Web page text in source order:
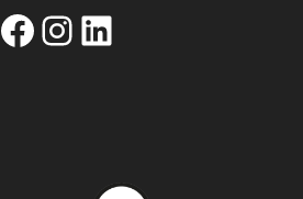
Facebook
Instagram
Linkedin